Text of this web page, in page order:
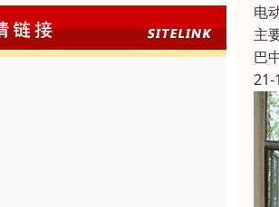
电
主
巴
21-